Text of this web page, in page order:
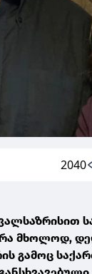
2040
მხოლოდ,
გამოც